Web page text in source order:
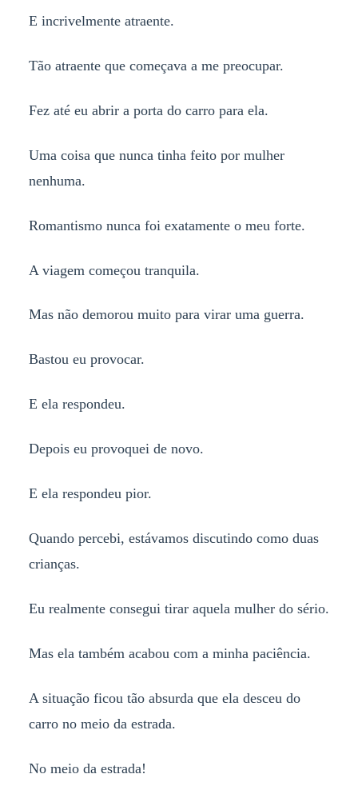
E incrivelmente atraente.
Tão atraente que começava a me preocupar.
Fez até eu abrir a porta do carro para ela.
Uma coisa que nunca tinha feito por mulher
nenhuma.
Romantismo nunca foi exatamente o meu forte.
A viagem começou tranquila.
Mas não demorou muito para virar uma guerra.
Bastou eu provocar.
E ela respondeu.
Depois eu provoquei de novo.
E ela respondeu pior.
Quando percebi, estávamos discutindo como duas
crianças.
Eu realmente consegui tirar aquela mulher do sério.
Mas ela também acabou com a minha paciência.
A situação ficou tão absurda que ela desceu do
carro no meio da estrada.
No meio da estrada!